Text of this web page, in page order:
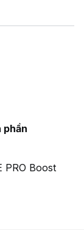
phần
PRO Boost
minh